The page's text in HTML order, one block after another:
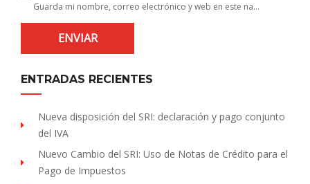
Guarda mi nombre, correo electrónico y web en este navegador para la próxima vez que comente.
ENTRADAS RECIENTES
Nueva disposición del SRI: declaración y pago conjunto
del IVA
Nuevo Cambio del SRI: Uso de Notas de Crédito para el
Pago de Impuestos